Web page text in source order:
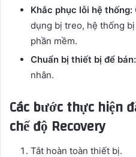
Khắc phục lỗi hệ thống:
dụng bị treo, hệ thống
phần mềm.
Chuẩn bị thiết bị để bán:
nhân.
Các bước thực hiện
chế độ Recovery
Tắt hoàn toàn thiết bị.